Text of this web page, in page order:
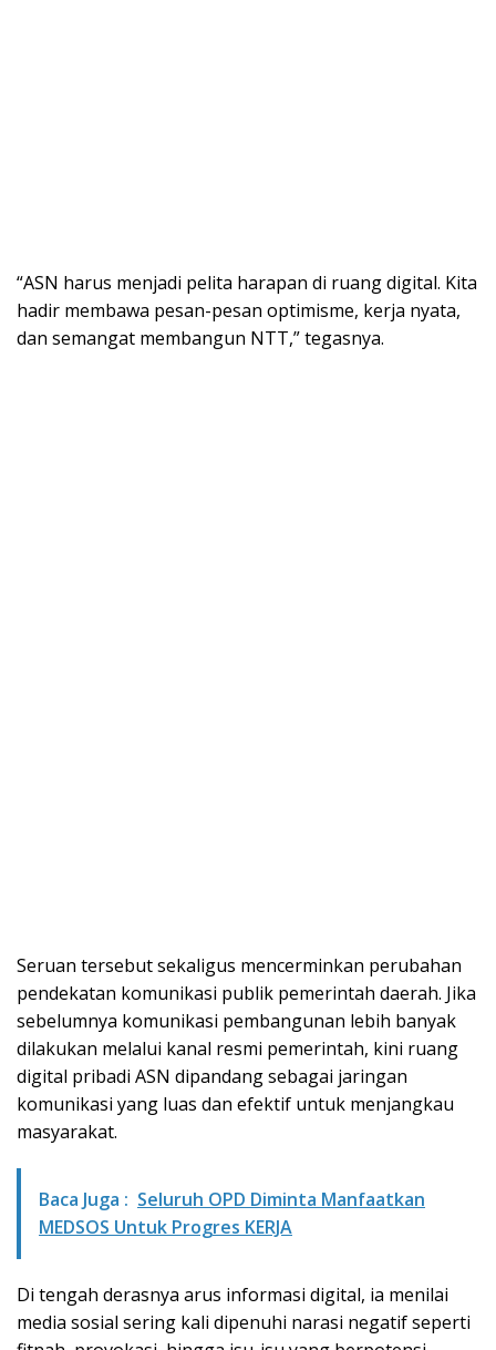
“ASN harus menjadi pelita harapan di ruang digital. Kita
hadir membawa pesan-pesan optimisme, kerja nyata,
dan semangat membangun NTT,” tegasnya.
Seruan tersebut sekaligus mencerminkan perubahan
pendekatan komunikasi publik pemerintah daerah. Jika
sebelumnya komunikasi pembangunan lebih banyak
dilakukan melalui kanal resmi pemerintah, kini ruang
digital pribadi ASN dipandang sebagai jaringan
komunikasi yang luas dan efektif untuk menjangkau
masyarakat.
Baca Juga : Seluruh OPD Diminta Manfaatkan
MEDSOS Untuk Progres KERJA
Di tengah derasnya arus informasi digital, ia menilai
media sosial sering kali dipenuhi narasi negatif seperti